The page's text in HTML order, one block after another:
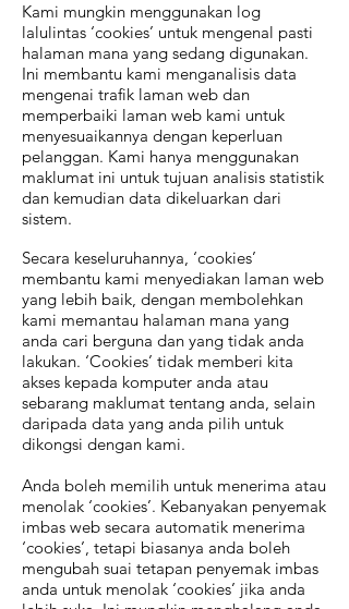
Kami mungkin menggunakan log
lalulintas ‘cookies’ untuk mengenal pasti
halaman mana yang sedang digunakan.
Ini membantu kami menganalisis data
mengenai trafik laman web dan
memperbaiki laman web kami untuk
menyesuaikannya dengan keperluan
pelanggan. Kami hanya menggunakan
maklumat ini untuk tujuan analisis statistik
dan kemudian data dikeluarkan dari
sistem.
Secara keseluruhannya, ‘cookies’
membantu kami menyediakan laman web
yang lebih baik, dengan membolehkan
kami memantau halaman mana yang
anda cari berguna dan yang tidak anda
lakukan. ‘Cookies’ tidak memberi kita
akses kepada komputer anda atau
sebarang maklumat tentang anda, selain
daripada data yang anda pilih untuk
dikongsi dengan kami.
Anda boleh memilih untuk menerima atau
menolak ‘cookies’. Kebanyakan penyemak
imbas web secara automatik menerima
‘cookies’, tetapi biasanya anda boleh
mengubah suai tetapan penyemak imbas
anda untuk menolak ‘cookies’ jika anda